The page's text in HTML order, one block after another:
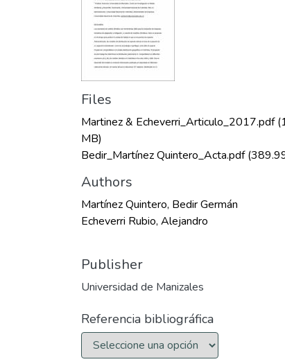
Files
Martinez & Echeverri_Articulo_2017.pdf
MB)
Bedir_Martínez Quintero_Acta.pdf
Authors
Martínez Quintero, Bedir Germán
Echeverri Rubio, Alejandro
Publisher
Universidad de Manizales
Referencia bibliográfica